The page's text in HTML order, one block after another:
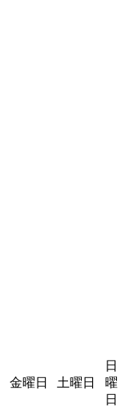
金曜日 土曜日
日
曜
日